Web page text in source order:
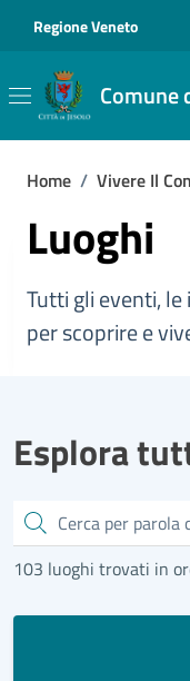
Regione Veneto
Comune
Home / Vivere Il
Luoghi
Tutti gli eventi, le
per scoprire e
Esplora
Cerca
103 luoghi trovati in